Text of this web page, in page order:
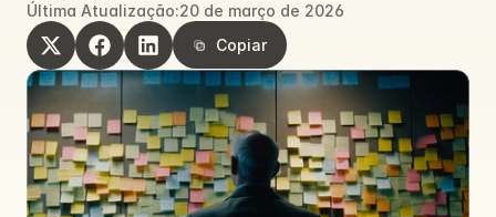
Última Atualização:20 de março de 2026
Copiar
Copiar